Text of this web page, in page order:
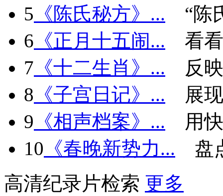
5 《陈氏秘方》...
“陈
6 《正月十五闹...
看
7 《十二生肖》...
反
8 《子宫日记》...
展
9 《相声档案》...
用
10 《春晚新势力...
盘
高清纪录片检索 更多